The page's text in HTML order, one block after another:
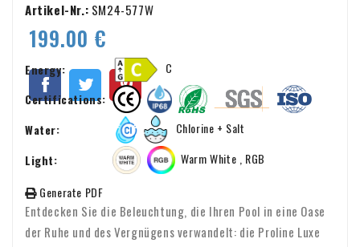
Artikel-Nr.: SM24-577W
199.00 €
Energy:
C
Certifications:
Water:
Chlorine + Salt
Light:
Warm White , RGB
Generate PDF
Entdecken Sie die Beleuchtung, die Ihren Pool in eine Oase
der Ruhe und des Vergnügens verwandelt: die Proline Luxe